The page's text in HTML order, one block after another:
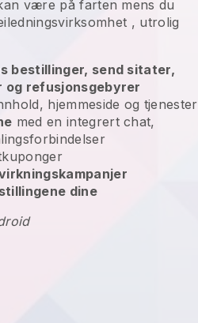
være på farten mens du
, utrolig
bestillinger, send sitater,
og refusjonsgebyrer
hjemmeside og tjenester
med en integrert chat,
dine